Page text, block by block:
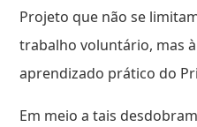
Projeto que não se
trabalho voluntário, mas
aprendizado prático do
Em meio a tais